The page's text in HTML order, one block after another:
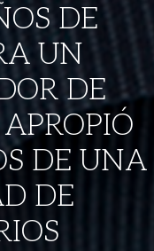
DE
UN
DE
DE UNA
DE